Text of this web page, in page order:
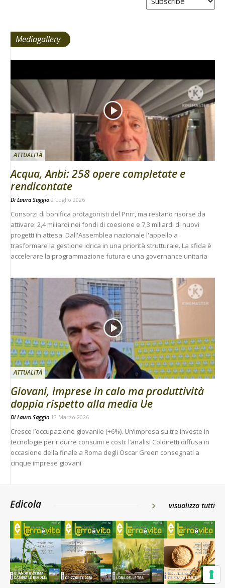
Mediagallery
ATTUALITÀ
Acqua, Anbi: 258 opere completate e
rendicontate
Di Laura Saggio 2 Luglio 2026
Consorzi di bonifica protagonisti del Pnrr, ma restano risorse da
attivare: 2,4 miliardi nei fondi di coesione e 7,3 miliardi di nuovi
progetti in attesa. Dall'Assemblea nazionale l'appello a
trasformare la gestione idrica in una priorità strutturale. La sfida è
accelerare la programmazione futura e una governance unitaria
ATTUALITÀ
Giovani, imprese in calo ma produttività
doppia rispetto alla media Ue
Di Laura Saggio 13 Marzo 2026
Cresce l’occupazione giovanile (+6%). Un’impresa su tre investe in
tecnologie per ridurre consumi e costi: l’analisi Coldiretti diffusa in
occasione della finale a Roma degli Oscar Green consegnati a
cinque imprese giovani
Edicola visualizza tutti